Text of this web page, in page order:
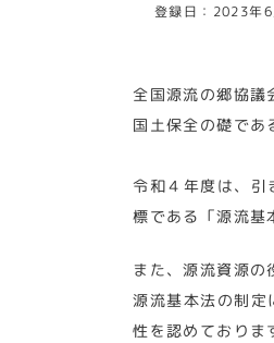
登録日：2023年
全国源流の郷協議
国土保全の礎であ
令和４年度は、引
標である「源流基
また、源流資源の
源流基本法の制定
性を認めておりま